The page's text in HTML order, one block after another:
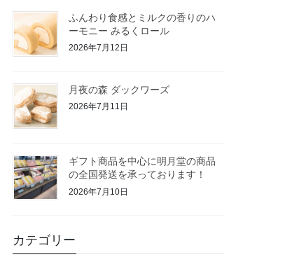
ふんわり食感とミルクの香りのハ
ーモニー みるくロール
2026年7月12日
月夜の森 ダックワーズ
2026年7月11日
ギフト商品を中心に明月堂の商品
の全国発送を承っております！
2026年7月10日
カテゴリー